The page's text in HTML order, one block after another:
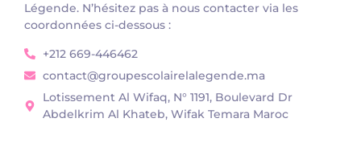
Légende. N’hésitez pas à nous contacter via les
coordonnées ci-dessous :
+212 669-446462
contact@groupescolairelalegende.ma
Lotissement Al Wifaq, N° 1191, Boulevard Dr
Abdelkrim Al Khateb, Wifak Temara Maroc